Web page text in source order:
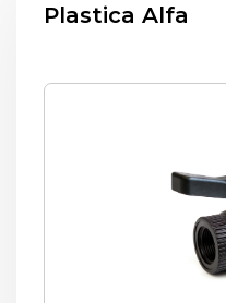
Plastica Alfa